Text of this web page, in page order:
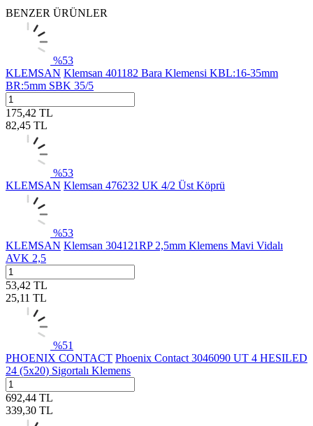
BENZER ÜRÜNLER
%53
KLEMSAN Klemsan 401182 Bara Klemensi KBL:16-35mm
BR:5mm SBK 35/5
175,42 TL
82,45 TL
%53
KLEMSAN Klemsan 476232 UK 4/2 Üst Köprü
%53
KLEMSAN Klemsan 304121RP 2,5mm Klemens Mavi Vidalı
AVK 2,5
53,42 TL
25,11 TL
%51
PHOENIX CONTACT Phoenix Contact 3046090 UT 4 HESILED
24 (5x20) Sigortalı Klemens
692,44 TL
339,30 TL